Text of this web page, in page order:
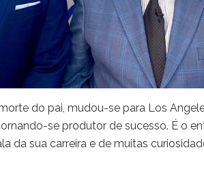
do pai, mudou-se para Los
se produtor de sucesso. É o
da sua carreira e de muitas